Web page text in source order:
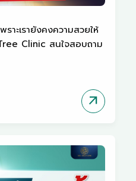
าะเรายังคงความสวยให้
Clinic สนใจสอบถาม
arrow_outward